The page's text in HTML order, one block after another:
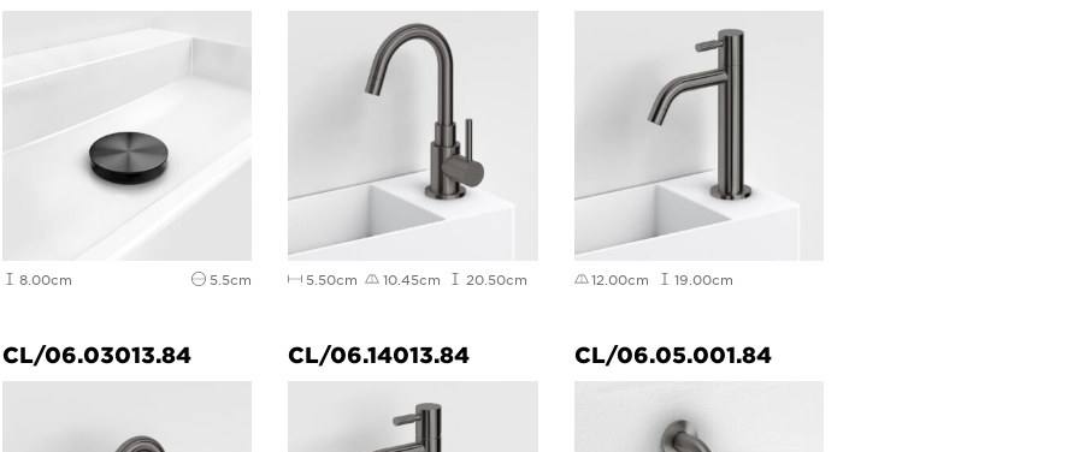
8.00cm 5.5cm 5.50cm 10.45cm 20.50cm 12.00cm 19.00cm
CL/06.03013.84 CL/06.14013.84 CL/06.05.001.84